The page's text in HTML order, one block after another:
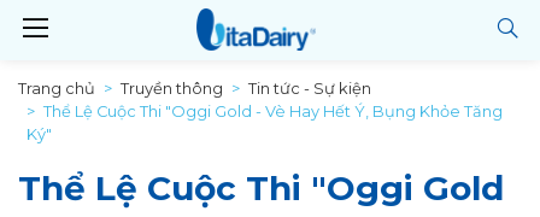
Trang chủ Truyền thông
Tin tức - Sự kiện
Thể Lệ Cuộc Thi "Oggi Gold - Vè Hay Hết Ý, Bụng Khỏe Tăng
Ký"
Thể Lệ Cuộc Thi "Oggi Gold